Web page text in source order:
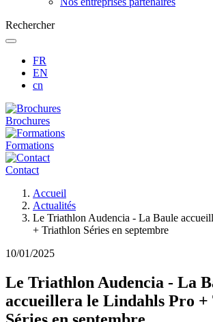
Rechercher
FR
EN
cn
Brochures
Formations
Contact
d'Ariane
Accueil
Actualités
Le Triathlon Audencia - La Baule
+ Triathlon Séries en septembre
10/01/2025
Le Triathlon Audencia - La
accueillera le Lindahls Pro